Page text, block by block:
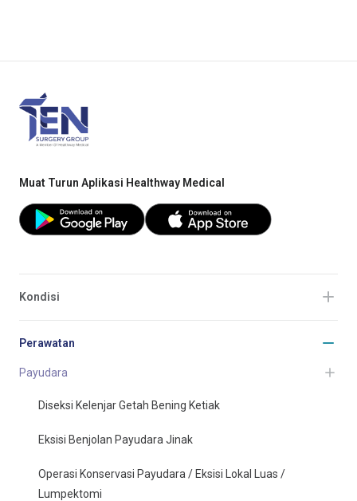
Muat Turun Aplikasi Healthway Medical
Kondisi
Perawatan
Payudara
Diseksi Kelenjar Getah Bening Ketiak
Eksisi Benjolan Payudara Jinak
Operasi Konservasi Payudara / Eksisi Lokal Luas /
Lumpektomi